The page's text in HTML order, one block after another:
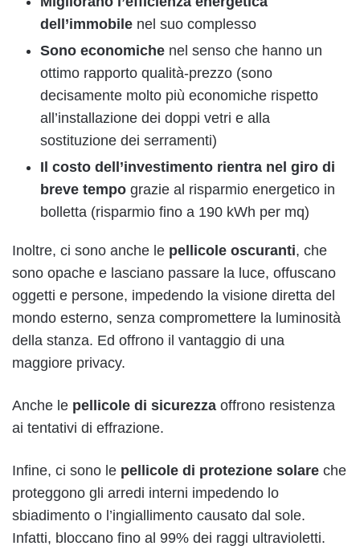
dell’immobile nel suo complesso
Sono economiche nel senso che hanno un
ottimo rapporto qualità-prezzo (sono
decisamente molto più economiche rispetto
all’installazione dei doppi vetri e alla
sostituzione dei serramenti)
Il costo dell’investimento rientra nel giro di
breve tempo grazie al risparmio energetico in
bolletta (risparmio fino a 190 kWh per mq)
Inoltre, ci sono anche le pellicole oscuranti, che
sono opache e lasciano passare la luce, offuscano
oggetti e persone, impedendo la visione diretta del
mondo esterno, senza compromettere la luminosità
della stanza. Ed offrono il vantaggio di una
maggiore privacy.
Anche le pellicole di sicurezza offrono resistenza
ai tentativi di effrazione.
Infine, ci sono le pellicole di protezione solare che
proteggono gli arredi interni impedendo lo
sbiadimento o l’ingiallimento causato dal sole.
Infatti, bloccano fino al 99% dei raggi ultravioletti.